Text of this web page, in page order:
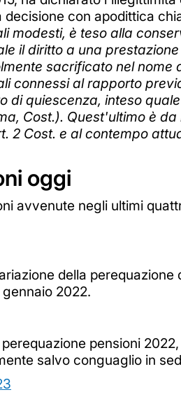
decisione con apodittica
modesti, è teso alla
il diritto a una
sacrificato nel nome
connessi al rapporto
di quiescenza, inteso
Cost.). Quest'ultimo è
2 Cost. e al contempo
oggi
avvenute negli ultimi
della
2022.
pensioni
salvo conguaglio in